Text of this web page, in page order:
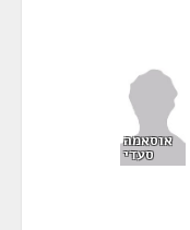
אוסאמה
סעדי